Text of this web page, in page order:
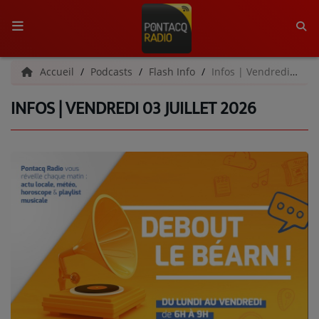
ACCUEIL
RADIO
L'ÉQUIPE
GRILLE DES PROGRAMMES
C'ÉTAIT QUOI CE TITRE ?
MÉDIAS
PODCASTS - SAISON 2026/2027
Accueil Podcasts Flash Info Infos | Vendredi 03 juillet 2026
INFOS | VENDREDI 03 JUILLET 2026